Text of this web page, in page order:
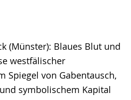
(Münster): Blaues Blut und
westfälischer
Spiegel von Gabentausch,
symbolischem Kapital